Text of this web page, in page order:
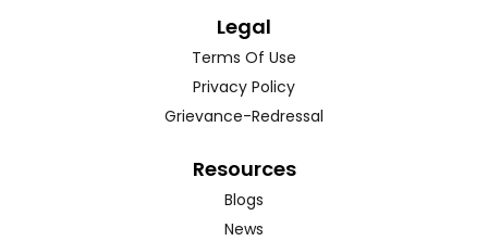
Legal
Terms Of Use
Privacy Policy
Grievance-Redressal
Resources
Blogs
News